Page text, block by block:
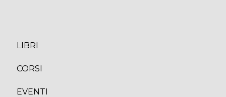
LIBRI
CORSI
EVENTI